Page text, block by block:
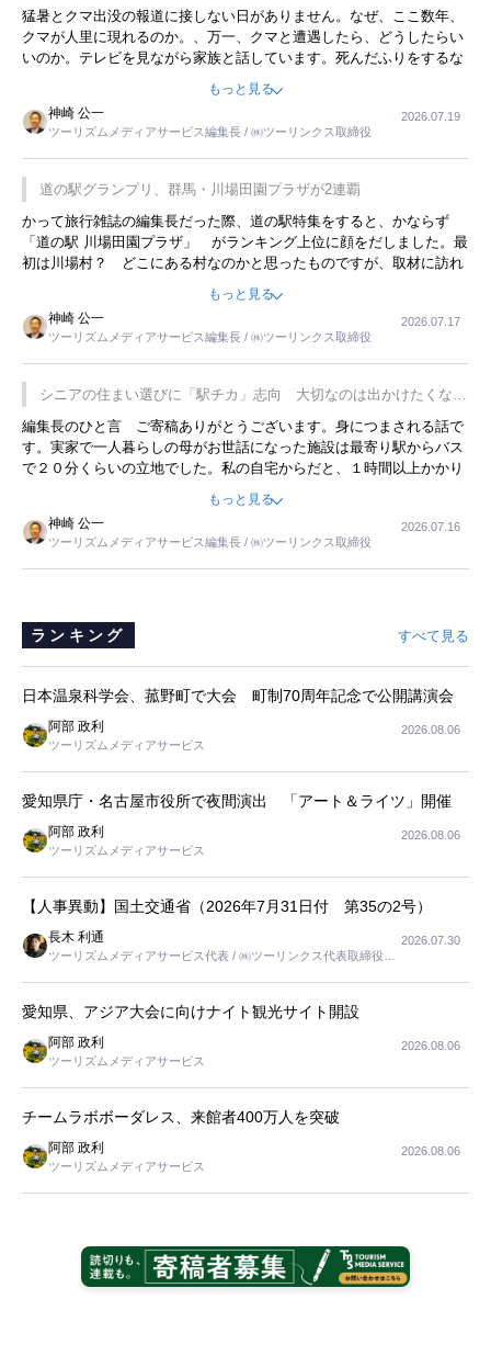
開催
猛暑とクマ出没の報道に接しない日がありません。なぜ、ここ数年、
クマが人里に現れるのか。、万一、クマと遭遇したら、どうしたらい
いのか。テレビを見ながら家族と話しています。死んだふりをするな
んてことは、冗談でもいえません。そんな中で、この企画展はタイム
もっと見る
神崎 公一
ツーリズムメディアサービス編集長 / ㈱ツーリンクス取締役
2026.07.19
道の駅グランプリ、群馬・川場田園プラザが2連覇
かって旅行雑誌の編集長だった際、道の駅特集をすると、かならず
「道の駅 川場田園プラザ」 がランキング上位に顔をだしました。最
初は川場村？ どこにある村なのかと思ったものですが、取材に訪れ
永井 彰一社長にインタビューしたら、興味深い話が次々が飛び出しま
した。プレゼンも巧みで、今でも思い出すことが２つあります。一つ
は、従業員に東京ディズニーランドを見学させ、サービス業、接客業
の何かを理解してもらっていることです。 もう一つは1800円もする
プレミアムヨーグルトを販売するにあたり、社内に懸念もあったそう
です。永井社長は、駐車場に都内ナンバーの高級外車が停まっている
ことに目をつけ、高級商品でも売れると確信したそうです。今回の記
事を懐かしく読みました。
もっと見る
神崎 公一
ツーリズムメディアサービス編集長 / ㈱ツーリンクス取締役
2026.07.17
シニアの住まい選びに「駅チカ」志向 大切なのは出かけたくなる
暮らし
編集長のひと言 ご寄稿ありがとうございます。身につまされる話で
す。実家で一人暮らしの母がお世話になった施設は最寄り駅からバス
で２０分くらいの立地でした。私の自宅からだと、１時間以上かかり
ました。母の住まいから近いという理由で、その施設を選択したので
すが、私と妹にとっては、半日仕事ででした。シニアの住まい選び
は、当人だけではなく、世話をする家族の足の便も考えない外池ない
と思いました。
もっと見る
神崎 公一
ツーリズムメディアサービス編集長 / ㈱ツーリンクス取締役
2026.07.16
ランキング すべて見る
日本温泉科学会、菰野町で大会 町制70周年記念で公開講演会
阿部 政利
ツーリズムメディアサービス
2026.08.06
愛知県庁・名古屋市役所で夜間演出 「アート＆ライツ」開催
阿部 政利
ツーリズムメディアサービス
2026.08.06
【人事異動】国土交通省（2026年7月31日付 第35の2号）
長木 利通
ツーリズムメディアサービス代表 / ㈱ツーリンクス代表取締役社
2026.07.30
愛知県、アジア大会に向けナイト観光サイト開設
阿部 政利
ツーリズムメディアサービス
2026.08.06
チームラボボーダレス、来館者400万人を突破
阿部 政利
ツーリズムメディアサービス
2026.08.06